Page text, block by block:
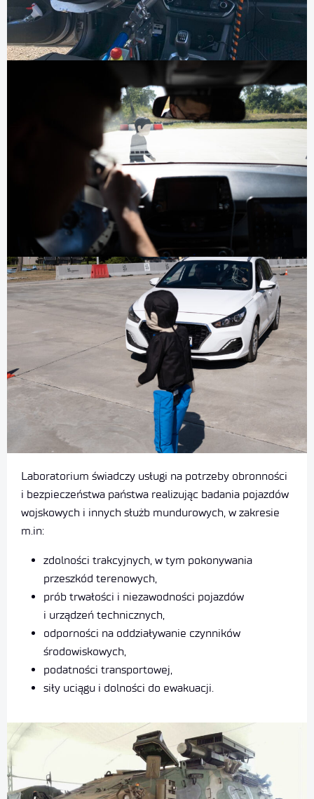
Laboratorium świadczy usługi na potrzeby obronności
i bezpieczeństwa państwa realizując badania pojazdów
wojskowych i innych służb mundurowych, w zakresie
m.in:
zdolności trakcyjnych, w tym pokonywania
przeszkód terenowych,
prób trwałości i niezawodności pojazdów
i urządzeń technicznych,
odporności na oddziaływanie czynników
środowiskowych,
podatności transportowej,
siły uciągu i dolności do ewakuacji.